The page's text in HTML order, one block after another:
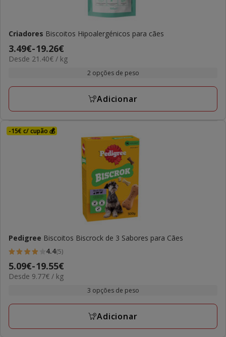
Criadores Biscoitos Hipoalergénicos para cães
Preço
de
a
3.49€-19.26€
21.40€
Desde 21.40€ / kg
2 opções de peso
Adicionar
-15€ c/ cupão 💰
Pedigree Biscoitos Biscrock de 3 Sabores para Cães
4.4
estrelas
com
avaliações
4.4(5)
Preço
de
a
5.09€-19.55€
9.77€
Desde 9.77€ / kg
3 opções de peso
Adicionar